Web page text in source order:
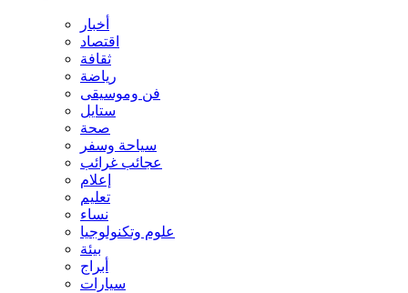
أخبار
اقتصاد
ثقافة
رياضة
فن وموسيقى
ستايل
صحة
سياحة وسفر
عجائب غرائب
إعلام
تعليم
نساء
علوم وتكنولوجيا
بيئة
أبراج
سيارات